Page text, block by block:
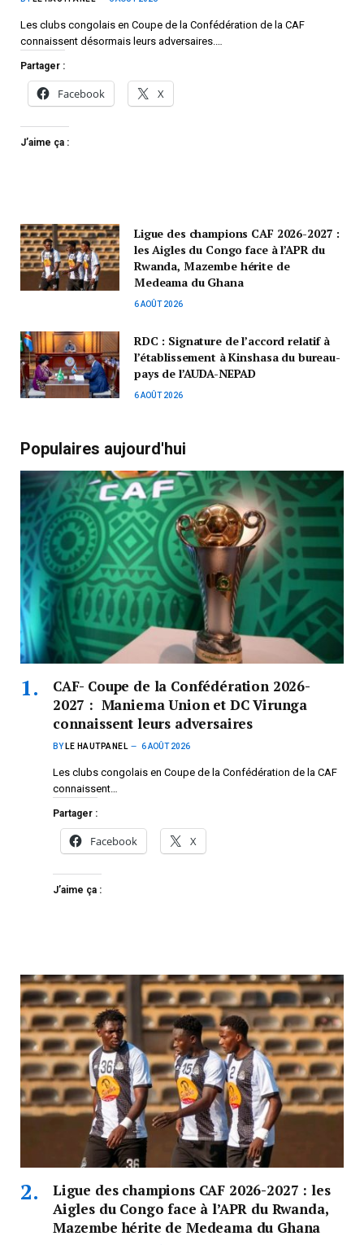
Les clubs congolais en Coupe de la Confédération de la CAF
connaissent désormais leurs adversaires.…
Partager :
Facebook X
J’aime ça :
Ligue des champions CAF 2026-2027 :
les Aigles du Congo face à l’APR du
Rwanda, Mazembe hérite de
Medeama du Ghana
6 AOÛT 2026
RDC : Signature de l’accord relatif à
l’établissement à Kinshasa du bureau-
pays de l’AUDA-NEPAD
6 AOÛT 2026
Populaires aujourd'hui
CAF- Coupe de la Confédération 2026-
2027 : Maniema Union et DC Virunga
connaissent leurs adversaires
BY LE HAUTPANEL 6 AOÛT 2026
Les clubs congolais en Coupe de la Confédération de la CAF
connaissent…
Partager :
Facebook X
J’aime ça :
Ligue des champions CAF 2026-2027 : les
Aigles du Congo face à l’APR du Rwanda,
Mazembe hérite de Medeama du Ghana